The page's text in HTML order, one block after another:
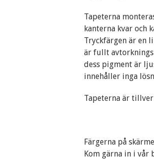
Tapeterna
kanterna kvar och
Tryckfärgen är en
är fullt
dess pigment är
innehåller inga
Tapeterna är
Färgerna på
Kom gärna in i